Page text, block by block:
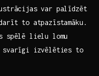
var‍ palīdzēt
to atpazīstamāku.
spēlē lielu lomu
svarīgi izvēlēties to